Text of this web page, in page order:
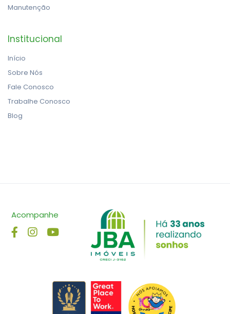
Manutenção
Institucional
Início
Sobre Nós
Fale Conosco
Trabalhe Conosco
Blog
Acompanhe